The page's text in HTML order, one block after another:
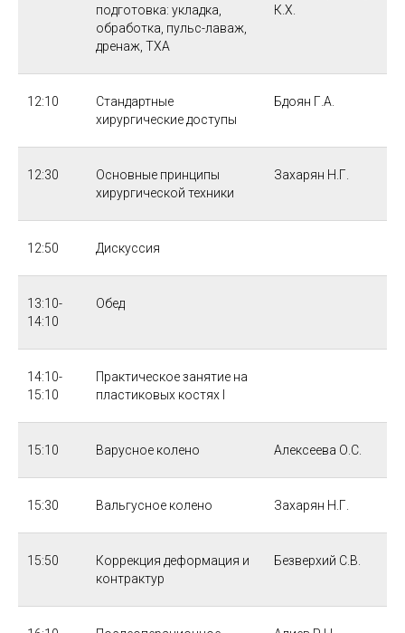
подготовка: укладка,
обработка, пульс-лаваж,
дренаж, TXA
К.Х.
12:10
Стандартные
хирургические доступы
Бдоян Г.А.
12:30
Основные принципы
хирургической техники
Захарян Н.Г.
12:50 Дискуссия
13:10-
14:10
Обед
14:10-
15:10
Практическое занятие на
пластиковых костях I
15:10 Варусное колено Алексеева О.С.
15:30 Вальгусное колено Захарян Н.Г.
15:50
Коррекция деформация и
контрактур
Безверхий С.В.